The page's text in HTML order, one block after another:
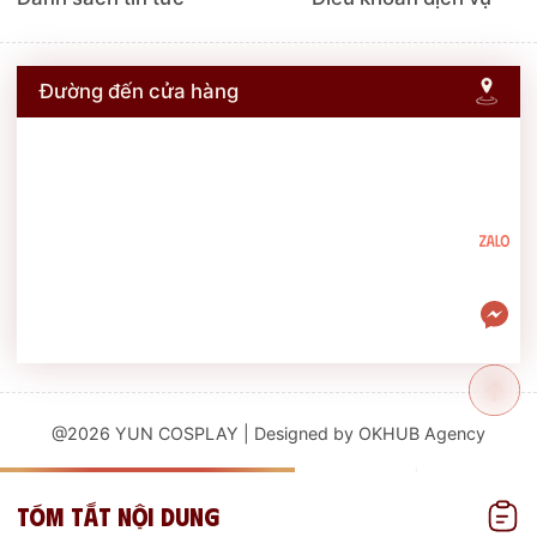
Tóm tắt nội dung
Đường đến cửa hàng
@2026 YUN COSPLAY | Designed by OKHUB Agency
Thuê đồ ngay
0963 033 404